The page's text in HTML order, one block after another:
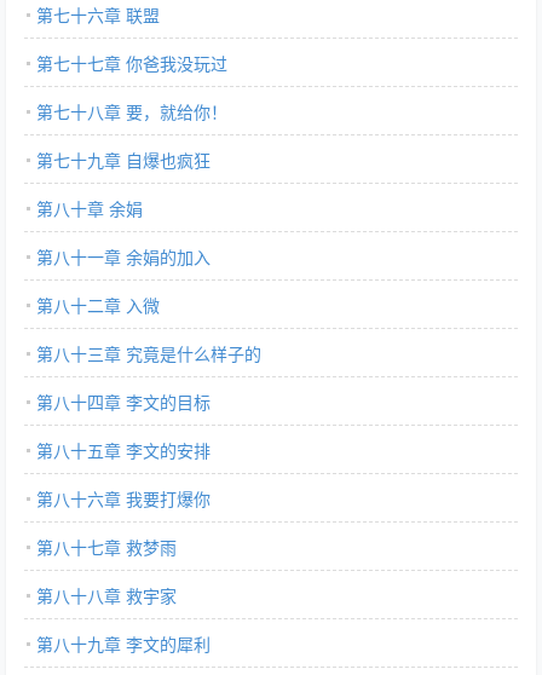
第七十六章 联盟
第七十七章 你爸我没玩过
第七十八章 要，就给你！
第七十九章 自爆也疯狂
第八十章 余娟
第八十一章 余娟的加入
第八十二章 入微
第八十三章 究竟是什么样子的
第八十四章 李文的目标
第八十五章 李文的安排
第八十六章 我要打爆你
第八十七章 救梦雨
第八十八章 救宇家
第八十九章 李文的犀利